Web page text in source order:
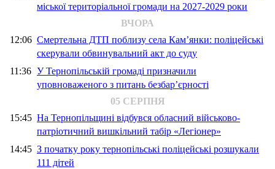
міської територіальної громади на 2027-2029 роки
ВЧОРА
12:06 Смертельна ДТП поблизу села Кам’янки: поліцейські
скерували обвинувальний акт до суду
11:36 У Тернопільській громаді призначили
уповноваженого з питань безбар’єрності
05 СЕРПНЯ
15:45 На Тернопільщині відбувся обласний військово-
патріотичний вишкільний табір «Легіонер»
14:45 З початку року тернопільські поліцейські розшукали
111 дітей